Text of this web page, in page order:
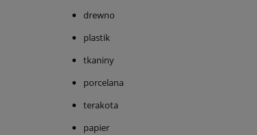
drewno
plastik
tkaniny
porcelana
terakota
papier